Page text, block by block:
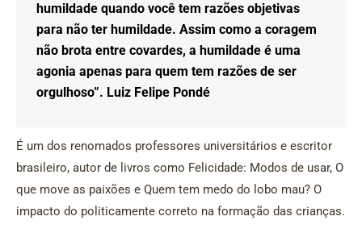
humildade quando você tem razões objetivas
para não ter humildade. Assim como a coragem
não brota entre covardes, a humildade é uma
agonia apenas para quem tem razões de ser
orgulhoso”. Luiz Felipe Pondé
É um dos renomados professores universitários e escritor
brasileiro, autor de livros como Felicidade: Modos de usar, O
que move as paixões e Quem tem medo do lobo mau? O
impacto do politicamente correto na formação das crianças.